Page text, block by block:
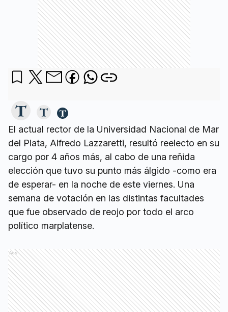
El actual rector de la Universidad Nacional de Mar
del Plata, Alfredo Lazzaretti, resultó reelecto en su
cargo por 4 años más, al cabo de una reñida
elección que tuvo su punto más álgido -como era
de esperar- en la noche de este viernes. Una
semana de votación en las distintas facultades
que fue observado de reojo por todo el arco
político marplatense.
Ads